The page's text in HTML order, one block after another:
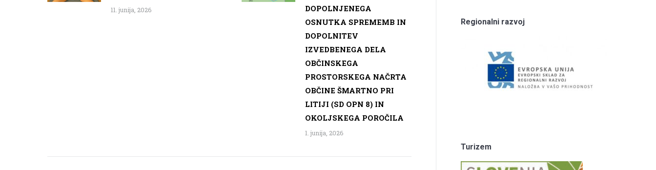
11. junija, 2026
DOPOLNJENEGA
OSNUTKA SPREMEMB IN
DOPOLNITEV
IZVEDBENEGA DELA
OBČINSKEGA
PROSTORSKEGA NAČRTA
OBČINE ŠMARTNO PRI
LITIJI (SD OPN 8) IN
OKOLJSKEGA POROČILA
1. junija, 2026
Regionalni razvoj
Turizem